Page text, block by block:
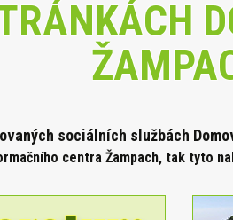
ných sociálních službách
centra Žampach, tak tyto